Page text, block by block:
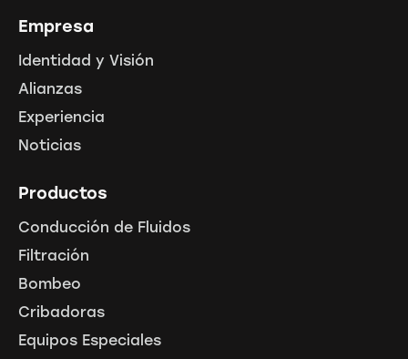
Empresa
Identidad y Visión
Alianzas
Experiencia
Noticias
Productos
Conducción de Fluidos
Filtración
Bombeo
Cribadoras
Equipos Especiales